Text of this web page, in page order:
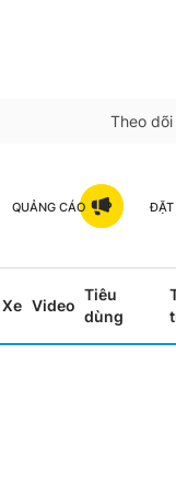
Theo
QUẢNG CÁO ĐẶT
Xe Video
Tiêu
dùng